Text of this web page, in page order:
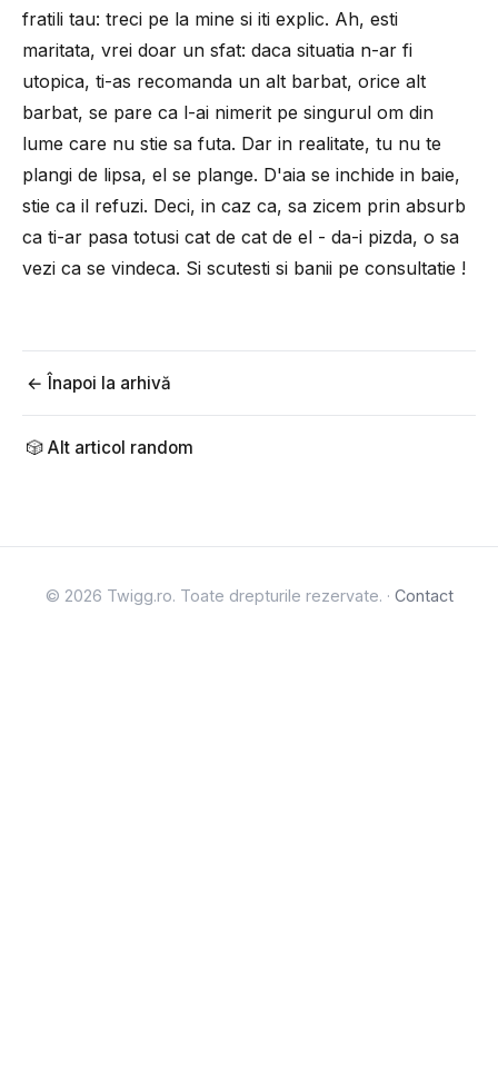
fratili tau: treci pe la mine si iti explic. Ah, esti
maritata, vrei doar un sfat: daca situatia n-ar fi
utopica, ti-as recomanda un alt barbat, orice alt
barbat, se pare ca l-ai nimerit pe singurul om din
lume care nu stie sa futa. Dar in realitate, tu nu te
plangi de lipsa, el se plange. D'aia se inchide in baie,
stie ca il refuzi. Deci, in caz ca, sa zicem prin absurb
ca ti-ar pasa totusi cat de cat de el - da-i pizda, o sa
vezi ca se vindeca. Si scutesti si banii pe consultatie !
← Înapoi la arhivă
🎲 Alt articol random
© 2026 Twigg.ro. Toate drepturile rezervate. · Contact